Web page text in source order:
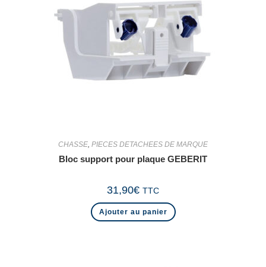
CHASSE PIECES DETACHEES DE MARQUE
Bloc support pour plaque GEBERIT
31,90€ TTC
Ajouter au panier